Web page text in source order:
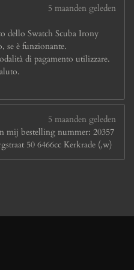
5 maanden geleden
dello Swatch Scuba Irony
se è funzionante.
di pagamento utilizzare.
5 maanden geleden
mij bestelling nummer: 20357
50 6466cc Kerkrade (,w)